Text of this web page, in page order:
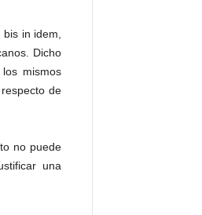
in idem,
Dicho
mismos
de
no puede
una